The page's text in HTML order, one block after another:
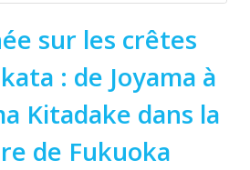
sur les crêtes
: de Joyama à
Kitadake dans la
de Fukuoka